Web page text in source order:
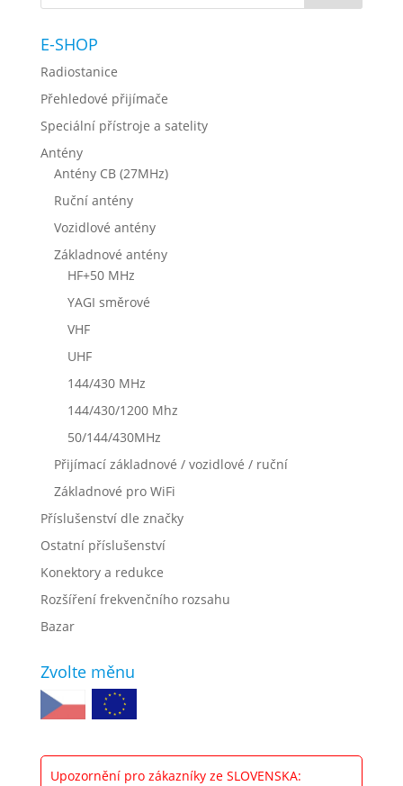
E-SHOP
Radiostanice
Přehledové přijímače
Speciální přístroje a satelity
Antény
Antény CB (27MHz)
Ruční antény
Vozidlové antény
Základnové antény
HF+50 MHz
YAGI směrové
VHF
UHF
144/430 MHz
144/430/1200 Mhz
50/144/430MHz
Přijímací základnové / vozidlové / ruční
Základnové pro WiFi
Příslušenství dle značky
Ostatní příslušenství
Konektory a redukce
Rozšíření frekvenčního rozsahu
Bazar
Zvolte měnu
Upozornění pro zákazníky ze SLOVENSKA: